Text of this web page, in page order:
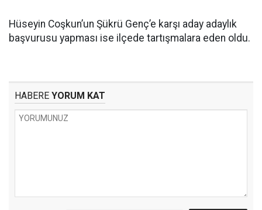
Hüseyin Coşkun’un Şükrü Genç’e karşı aday adaylık
başvurusu yapması ise ilçede tartışmalara eden oldu.
HABERE YORUM KAT